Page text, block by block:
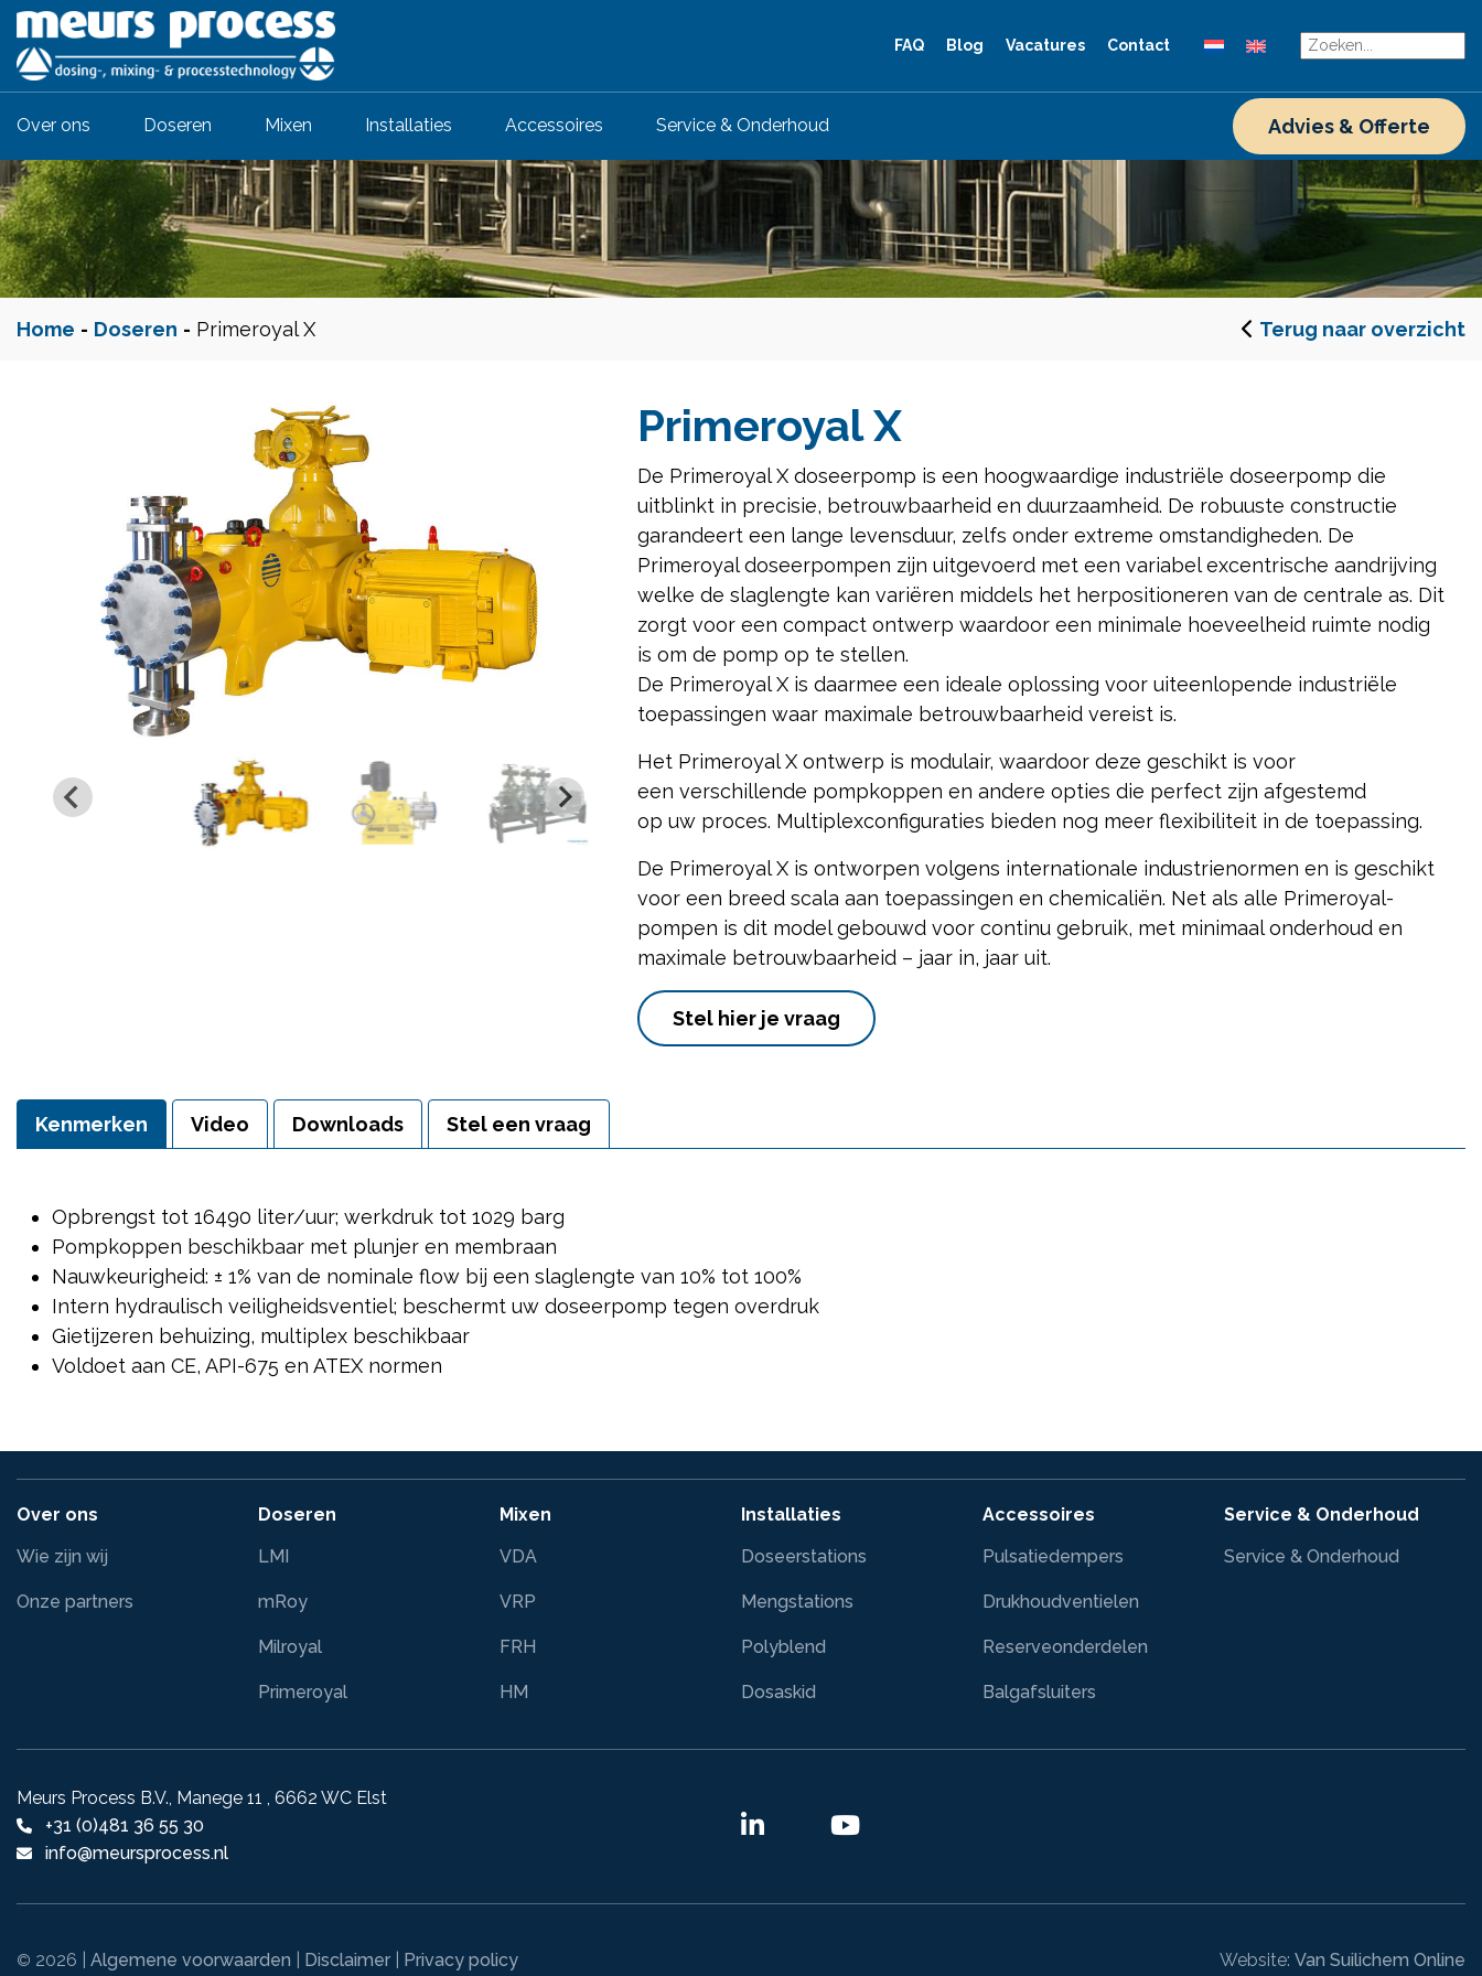
FAQ Blog Vacatures Contact
Over ons Doseren Mixen Installaties Accessoires Service & Onderhoud Advies & Offerte
Home - Doseren - Primeroyal X Terug naar overzicht
Primeroyal X
De Primeroyal X doseerpomp is een hoogwaardige industriële doseerpomp die
uitblinkt in precisie, betrouwbaarheid en duurzaamheid. De robuuste constructie
garandeert een lange levensduur, zelfs onder extreme omstandigheden. De
Primeroyal doseerpompen zijn uitgevoerd met een variabel excentrische aandrijving
welke de slaglengte kan variëren middels het herpositioneren van de centrale as. Dit
zorgt voor een compact ontwerp waardoor een minimale hoeveelheid ruimte nodig
is om de pomp op te stellen.
De Primeroyal X is daarmee een ideale oplossing voor uiteenlopende industriële
toepassingen waar maximale betrouwbaarheid vereist is.
Het Primeroyal X ontwerp is modulair, waardoor deze geschikt is voor
een verschillende pompkoppen en andere opties die perfect zijn afgestemd
op uw proces. Multiplexconfiguraties bieden nog meer flexibiliteit in de toepassing.
De Primeroyal X is ontworpen volgens internationale industrienormen en is geschikt
voor een breed scala aan toepassingen en chemicaliën. Net als alle Primeroyal-
pompen is dit model gebouwd voor continu gebruik, met minimaal onderhoud en
maximale betrouwbaarheid – jaar in, jaar uit.
Stel hier je vraag
Kenmerken Video Downloads Stel een vraag
Opbrengst tot 16490 liter/uur; werkdruk tot 1029 barg
Pompkoppen beschikbaar met plunjer en membraan
Nauwkeurigheid: ± 1% van de nominale flow bij een slaglengte van 10% tot 100%
Intern hydraulisch veiligheidsventiel; beschermt uw doseerpomp tegen overdruk
Gietijzeren behuizing, multiplex beschikbaar
Voldoet aan CE, API-675 en ATEX normen
Over ons
Wie zijn wij
Onze partners
Doseren
LMI
mRoy
Milroyal
Primeroyal
Mixen
VDA
VRP
FRH
HM
Installaties
Doseerstations
Mengstations
Polyblend
Dosaskid
Accessoires
Pulsatiedempers
Drukhoudventielen
Reserveonderdelen
Balgafsluiters
Service & Onderhoud
Service & Onderhoud
Meurs Process B.V., Manege 11 , 6662 WC Elst
+31 (0)481 36 55 30
info@meursprocess.nl
© 2026 | Algemene voorwaarden Disclaimer Privacy policy Website: Van Suilichem Online